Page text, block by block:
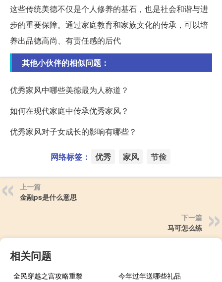
这些传统美德不仅是个人修养的基石，也是社会和谐与进
步的重要保障。通过家庭教育和家族文化的传承，可以培
养出品德高尚、有责任感的后代
其他小伙伴的相似问题：
优秀家风中哪些美德最为人称道？
如何在现代家庭中传承优秀家风？
优秀家风对子女成长的影响有哪些？
网络标签： 优秀 家风 节俭
上一篇
金融ps是什么意思
下一篇
马可怎么练
相关问题
全民穿越之宫攻略重黎 今年过年送哪些礼品